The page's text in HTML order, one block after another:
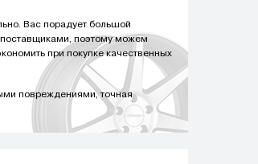
Вас порадует большой
поэтому можем
при покупке качественных
повреждениями, точная